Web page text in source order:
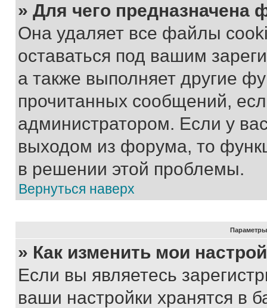
» Для чего предназначена
Она удаляет все файлы
оставаться под вашим
а также выполняет другие
прочитанных сообщений,
администратором. Если у
выходом из форума, то
в решении этой проблемы.
Вернуться наверх
Параметры
» Как изменить мои
Если вы являетесь
ваши настройки хранятся в